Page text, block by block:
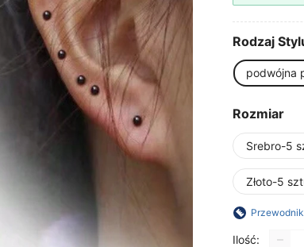
Rodzaj
podwójna
Rozmiar
Srebro-5
Złoto-5
Ilość: